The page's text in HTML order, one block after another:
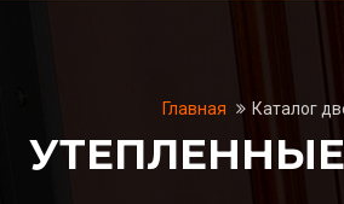
Главная Каталог